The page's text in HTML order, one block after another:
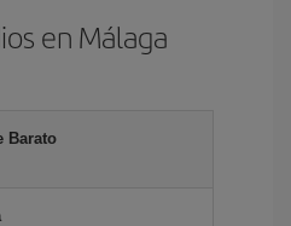
en Málaga
Barato